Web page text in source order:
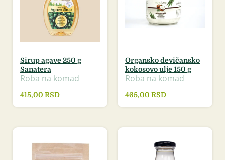
Sirup agave 250 g
Sanatera
Roba na komad
415,00 RSD
Organsko devičansko
kokosovo ulje 150 g
Roba na komad
465,00 RSD